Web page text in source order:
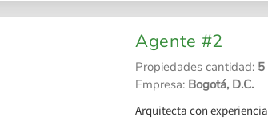
Agente #2
Propiedades cantidad: 5
Empresa: Bogotá, D.C.
Arquitecta con